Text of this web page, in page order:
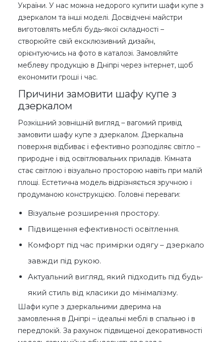
України. У нас можна недорого купити шафи купе з
дзеркалом та інші моделі. Досвідчені майстри
виготовлять меблі будь-якої складності –
створюйте свій ексклюзивний дизайн,
орієнтуючись на фото в каталозі. Замовляйте
меблеву продукцію в Дніпрі через інтернет, щоб
економити гроші і час.
Причини замовити шафу купе з
дзеркалом
Розкішний зовнішній вигляд – вагомий привід
замовити шафу купе з дзеркалом. Дзеркальна
поверхня відбиває і ефективно розподіляє світло –
природне і від освітлювальних приладів. Кімната
стає світлою і візуально просторою навіть при малій
площі. Естетична модель відрізняється зручною і
продуманою конструкцією. Головні переваги:
Візуальне розширення простору.
Підвищення ефективності освітлення.
Комфорт під час примірки одягу – дзеркало
завжди під рукою.
Актуальний вигляд, який підходить під будь-
який стиль від класики до мінімалізму.
Шафи купе з дзеркальними дверима на
замовлення в Дніпрі – ідеальні меблі в спальню і в
передпокій. За рахунок підвищеної декоративності